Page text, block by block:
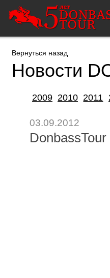
Вернуться назад
Новости
2009 2010 2011
03.09.2012